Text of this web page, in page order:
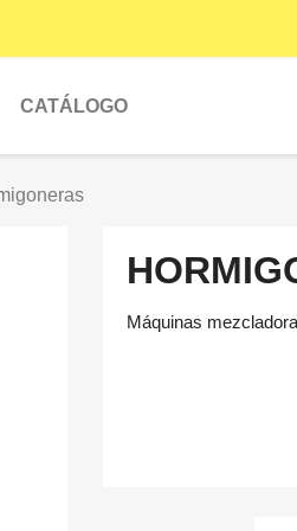
CATÁLOGO
Máquinas